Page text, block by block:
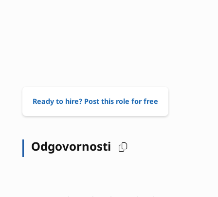
Ready to hire? Post this role for free
Odgovornosti